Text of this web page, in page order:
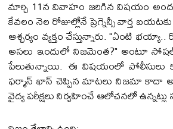
మార్చి 11న వివాహం జరిగిన విషయం
కేవలం నెల రోజుల్లోనే ప్రెగ్నెన్సీ వార్త
ఆశ్చర్యం వ్యక్తం చేస్తున్నారు. "ఏంటి భయ్యా..
అసలు ఇందులో నిజమెంత?" అంటూ
పేలుతున్నాయి. ఈ విషయంలో పోలీసులు
ఫర్మాన్ ఖాన్ చెప్పిన మాటలు నిజమా కాదా
వైద్య పరీక్షలు నిర్వహించే ఆలోచనలో